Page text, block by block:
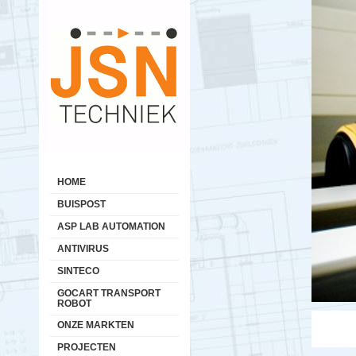
Energiek in buispostsystemen!
HOME
BUISPOST
ASP LAB AUTOMATION
ANTIVIRUS
SINTECO
GOCART TRANSPORT
ROBOT
ONZE MARKTEN
PROJECTEN